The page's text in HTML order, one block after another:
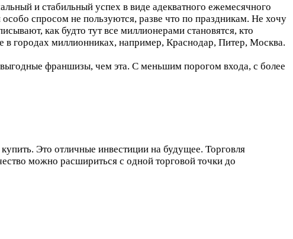
и стабильный успех в виде адекватного ежемесячного
спросом не пользуются, разве что по праздникам. Не хочу
как будто тут все миллионерами становятся, кто
в городах миллионниках, например, Краснодар, Питер, Москва.
франшизы, чем эта. С меньшим порогом входа, с более
Это отличные инвестиции на будущее. Торговля
можно расшириться с одной торговой точки до